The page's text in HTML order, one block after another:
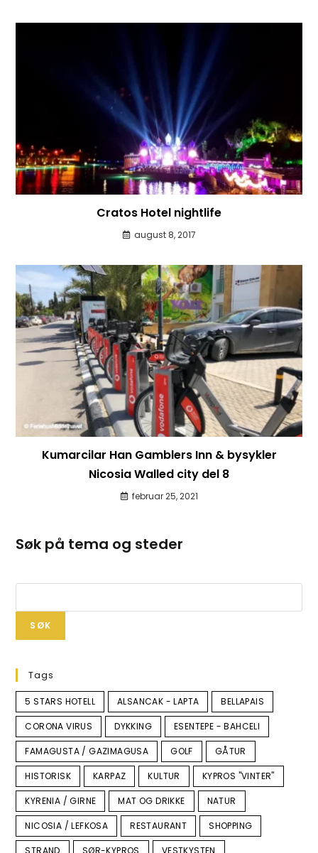
Cratos Hotel nightlife
august 8, 2017
Kumarcilar Han Gamblers Inn & bysykler
Nicosia Walled city del 8
februar 25, 2021
Søk på tema og steder
SØK
Tags
5 STARS HOTELL ALSANCAK - LAPTA BELLAPAIS
CORONA VIRUS DYKKING ESENTEPE - BAHCELI
FAMAGUSTA / GAZIMAGUSA GOLF GÅTUR
HISTORISK KARPAZ KULTUR KYPROS "VINTER"
KYRENIA / GIRNE MAT OG DRIKKE NATUR
NICOSIA / LEFKOSA RESTAURANT SHOPPING
STRAND SØR-KYPROS VESTKYSTEN